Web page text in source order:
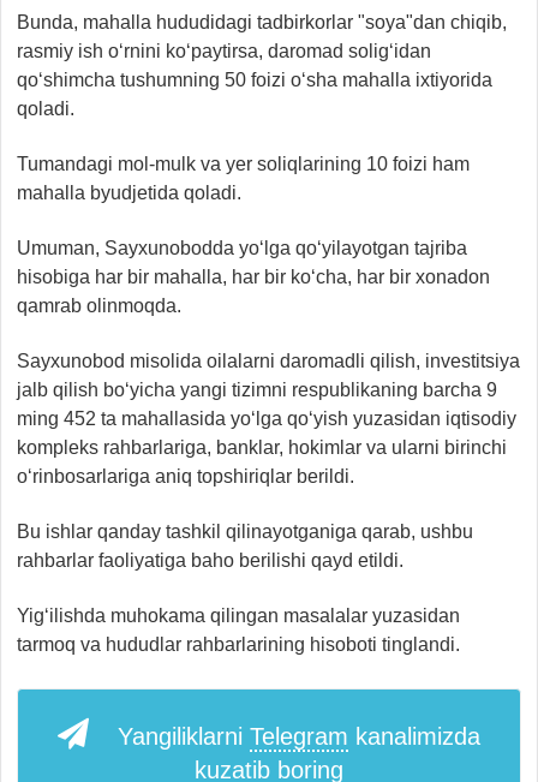
Bunda, mahalla hududidagi tadbirkorlar "soya"dan chiqib,
rasmiy ish o‘rnini ko‘paytirsa, daromad solig‘idan
qo‘shimcha tushumning 50 foizi o‘sha mahalla ixtiyorida
qoladi.
Tumandagi mol-mulk va yer soliqlarining 10 foizi ham
mahalla byudjetida qoladi.
Umuman, Sayxunobodda yo‘lga qo‘yilayotgan tajriba
hisobiga har bir mahalla, har bir ko‘cha, har bir xonadon
qamrab olinmoqda.
Sayxunobod misolida oilalarni daromadli qilish, investitsiya
jalb qilish bo‘yicha yangi tizimni respublikaning barcha 9
ming 452 ta mahallasida yo‘lga qo‘yish yuzasidan iqtisodiy
kompleks rahbarlariga, banklar, hokimlar va ularni birinchi
o‘rinbosarlariga aniq topshiriqlar berildi.
Bu ishlar qanday tashkil qilinayotganiga qarab, ushbu
rahbarlar faoliyatiga baho berilishi qayd etildi.
Yig‘ilishda muhokama qilingan masalalar yuzasidan
tarmoq va hududlar rahbarlarining hisoboti tinglandi.
Yangiliklarni Telegram kanalimizda
kuzatib boring